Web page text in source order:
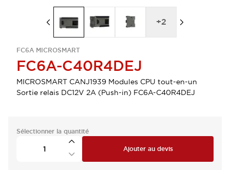
FC6A MICROSMART
FC6A-C40R4DEJ
MICROSMART CANJ1939 Modules CPU tout-en-un
Sortie relais DC12V 2A (Push-in) FC6A-C40R4DEJ
+2
Sélectionner la quantité
Ajouter au devis